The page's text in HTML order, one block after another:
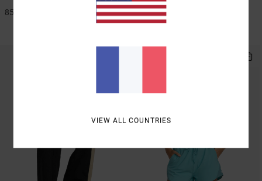
85,00 € 55,00 €*
33,00 €
VIEW ALL COUNTRIES